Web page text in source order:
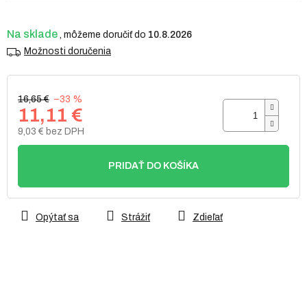
Na sklade
10.8.2026
Možnosti doručenia
16,65 € –33 %
11,11 €
9,03 € bez DPH
Jednotková
PRIDAŤ DO KOŠÍKA
Opýtať sa Strážiť Zdieľať
hviezdičiek.